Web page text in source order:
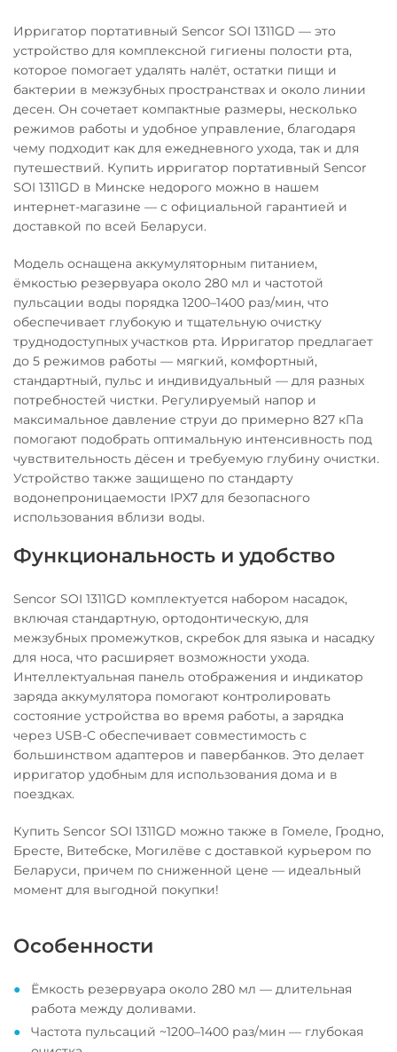
Ирригатор портативный Sencor SOI 1311GD — это
устройство для комплексной гигиены полости рта,
которое помогает удалять налёт, остатки пищи и
бактерии в межзубных пространствах и около линии
десен. Он сочетает компактные размеры, несколько
режимов работы и удобное управление, благодаря
чему подходит как для ежедневного ухода, так и для
путешествий. Купить ирригатор портативный Sencor
SOI 1311GD в Минске недорого можно в нашем
интернет-магазине — с официальной гарантией и
доставкой по всей Беларуси.
Модель оснащена аккумуляторным питанием,
ёмкостью резервуара около 280 мл и частотой
пульсации воды порядка 1200–1400 раз/мин, что
обеспечивает глубокую и тщательную очистку
труднодоступных участков рта. Ирригатор предлагает
до 5 режимов работы — мягкий, комфортный,
стандартный, пульс и индивидуальный — для разных
потребностей чистки. Регулируемый напор и
максимальное давление струи до примерно 827 кПа
помогают подобрать оптимальную интенсивность под
чувствительность дёсен и требуемую глубину очистки.
Устройство также защищено по стандарту
водонепроницаемости IPX7 для безопасного
использования вблизи воды.
Функциональность и удобство
Sencor SOI 1311GD комплектуется набором насадок,
включая стандартную, ортодонтическую, для
межзубных промежутков, скребок для языка и насадку
для носа, что расширяет возможности ухода.
Интеллектуальная панель отображения и индикатор
заряда аккумулятора помогают контролировать
состояние устройства во время работы, а зарядка
через USB-C обеспечивает совместимость с
большинством адаптеров и павербанков. Это делает
ирригатор удобным для использования дома и в
поездках.
Купить Sencor SOI 1311GD можно также в Гомеле, Гродно,
Бресте, Витебске, Могилёве с доставкой курьером по
Беларуси, причем по сниженной цене — идеальный
момент для выгодной покупки!
Особенности
Ёмкость резервуара около 280 мл — длительная
работа между доливами.
Частота пульсаций ~1200–1400 раз/мин — глубокая